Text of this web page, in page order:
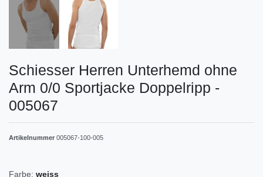
Schiesser Herren Unterhemd ohne
Arm 0/0 Sportjacke Doppelripp -
005067
Artikelnummer 005067-100-005
Farbe: weiss